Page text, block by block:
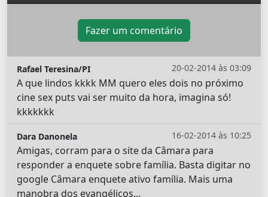
Fazer um comentário
20-02-2014 às 03:09
Rafael Teresina/PI
A que lindos kkkk MM quero eles dois no próximo
cine sex puts vai ser muito da hora, imagina só!
kkkkkkk
16-02-2014 às 10:25
Dara Danonela
Amigas, corram para o site da Câmara para
responder a enquete sobre família. Basta digitar no
google Câmara enquete ativo família. Mais uma
manobra dos evangélicos...